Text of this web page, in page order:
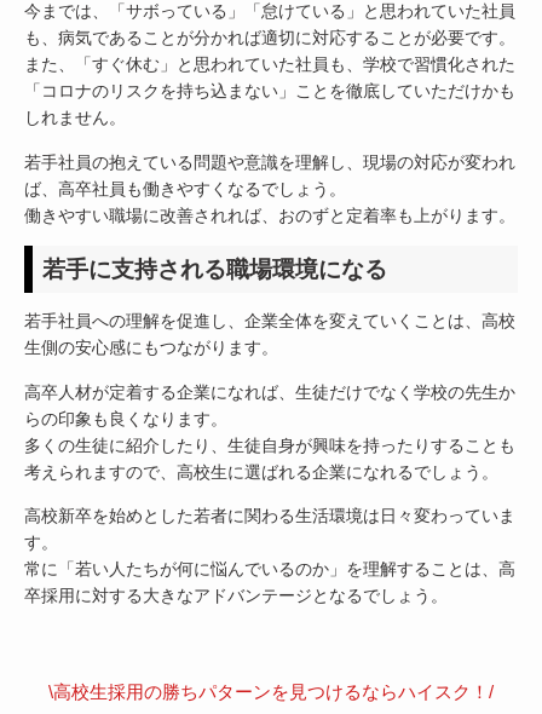
今までは、「サボっている」「怠けている」と思われていた社員
も、病気であることが分かれば適切に対応することが必要です。
また、「すぐ休む」と思われていた社員も、学校で習慣化された
「コロナのリスクを持ち込まない」ことを徹底していただけかも
しれません。
若手社員の抱えている問題や意識を理解し、現場の対応が変われ
ば、高卒社員も働きやすくなるでしょう。
働きやすい職場に改善されれば、おのずと定着率も上がります。
若手に支持される職場環境になる
若手社員への理解を促進し、企業全体を変えていくことは、高校
生側の安心感にもつながります。
高卒人材が定着する企業になれば、生徒だけでなく学校の先生か
らの印象も良くなります。
多くの生徒に紹介したり、生徒自身が興味を持ったりすることも
考えられますので、高校生に選ばれる企業になれるでしょう。
高校新卒を始めとした若者に関わる生活環境は日々変わっていま
す。
常に「若い人たちが何に悩んでいるのか」を理解することは、高
卒採用に対する大きなアドバンテージとなるでしょう。
\高校生採用の勝ちパターンを見つけるならハイスク！/